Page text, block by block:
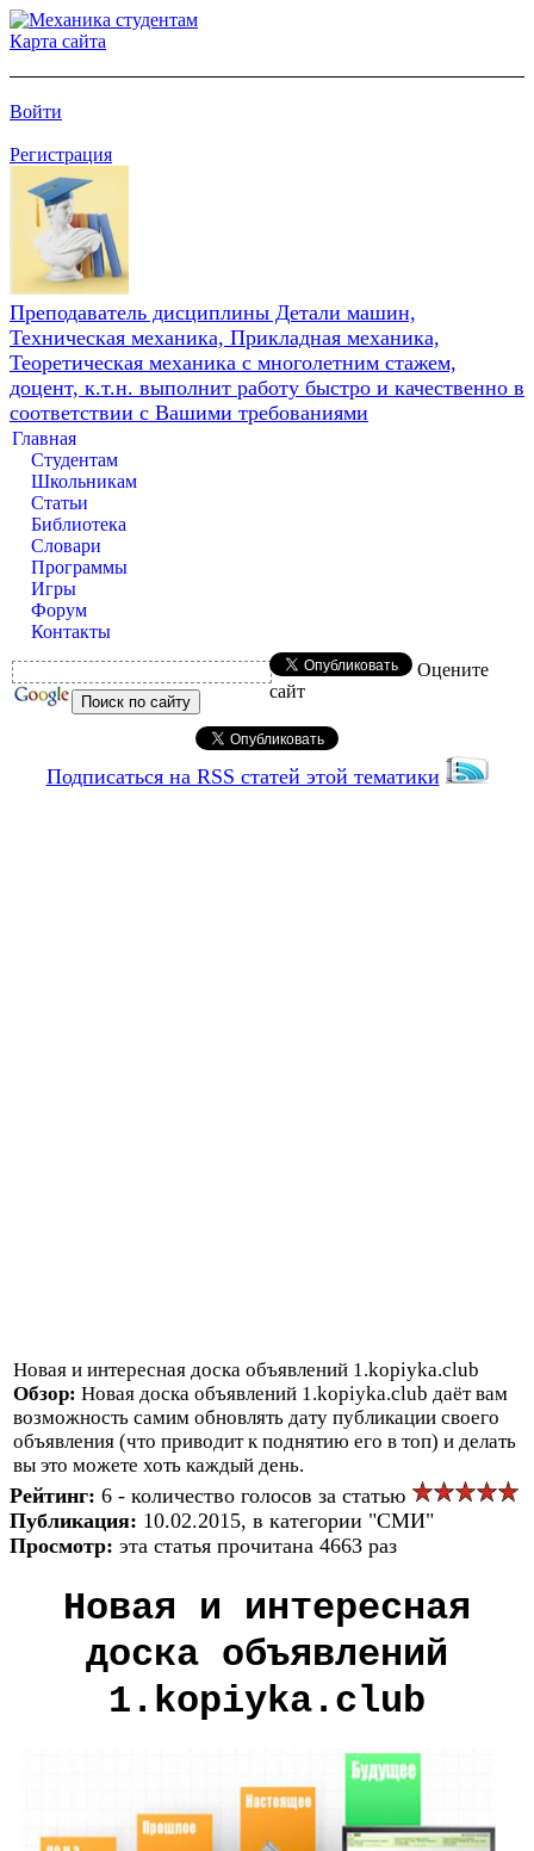
Карта сайта
Войти
Регистрация
Преподаватель дисциплины Детали машин,
Техническая механика, Прикладная механика,
Теоретическая механика с многолетним стажем,
доцент, к.т.н. выполнит работу быстро и качественно в
соответствии с Вашими требованиями
Главная
Студентам
Школьникам
Статьи
Библиотека
Словари
Программы
Игры
Форум
Контакты
Оцените
сайт
Подписаться на RSS статей этой тематики
Новая и интересная доска объявлений 1.kopiyka.club
Обзор: Новая доска объявлений 1.kopiyka.club даёт вам
возможность самим обновлять дату публикации своего
объявления (что приводит к поднятию его в топ) и делать
вы это можете хоть каждый день.
Рейтинг: 6 - количество голосов за статью
Публикация: 10.02.2015, в категории "СМИ"
Просмотр: эта статья прочитана 4663 раз
Новая и интересная
доска объявлений
1.kopiyka.club